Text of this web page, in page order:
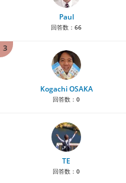
Paul
回答数： 66
3
Kogachi OSAKA
回答数： 0
TE
回答数： 0